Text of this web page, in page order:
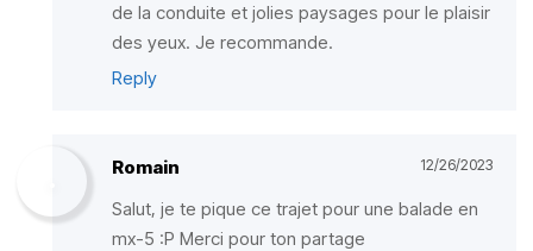
de la conduite et jolies paysages pour le plaisir
des yeux. Je recommande.
Reply
Romain 12/26/2023
Salut, je te pique ce trajet pour une balade en
mx-5 :P Merci pour ton partage